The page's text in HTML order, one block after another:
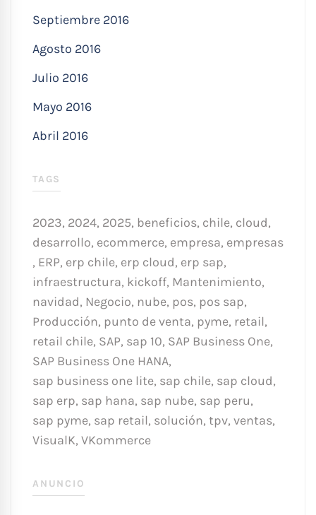
Septiembre 2016
Agosto 2016
Julio 2016
Mayo 2016
Abril 2016
TAGS
2023, 2024, 2025, beneficios, chile, cloud,
desarrollo, ecommerce, empresa, empresas
, ERP, erp chile, erp cloud, erp sap,
infraestructura, kickoff, Mantenimiento,
navidad, Negocio, nube, pos, pos sap,
Producción, punto de venta, pyme, retail,
retail chile, SAP, sap 10, SAP Business One,
SAP Business One HANA,
sap business one lite, sap chile, sap cloud,
sap erp, sap hana, sap nube, sap peru,
sap pyme, sap retail, solución, tpv, ventas,
VisualK, VKommerce
ANUNCIO